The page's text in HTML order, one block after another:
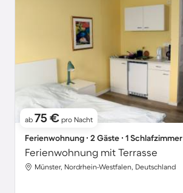
ab 75 € pro Nacht
Ferienwohnung ∙ 2 Gäste ∙ 1 Schlafzimmer
Ferienwohnung mit Terrasse
Münster, Nordrhein-Westfalen, Deutschland